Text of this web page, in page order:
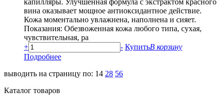
вина оказывает мощное антиоксидантное действие.
Кожа моментально увлажнена, наполнена и сияет.
Показания: Обезвоженная кожа любого типа, сухая,
чувствительная, ра
+
- КупитьВ корзину
Подробнее
выводить на страницу по: 14 28 56
Каталог товаров